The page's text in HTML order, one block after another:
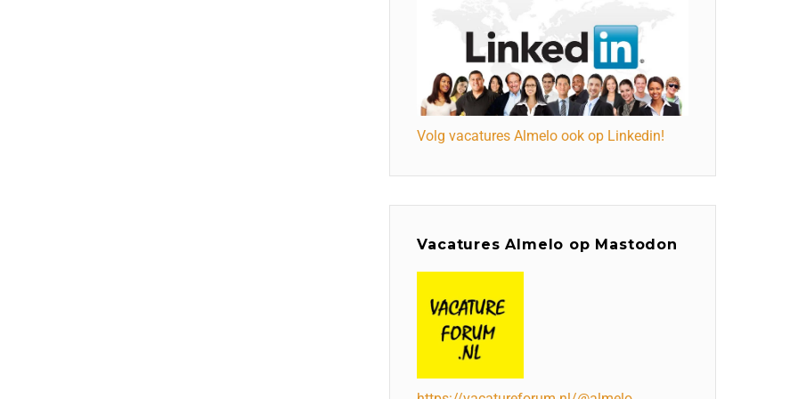
Volg vacatures Almelo ook op Linkedin!
Vacatures Almelo op Mastodon